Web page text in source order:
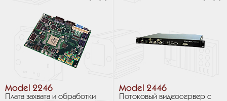
Model 2246
Плата захвата и обработки
Model 2446
Потоковый видеосервер с